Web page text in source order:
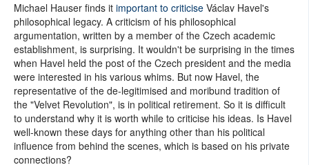
Michael Hauser finds it important to criticise Václav Havel's
philosophical legacy. A criticism of his philosophical
argumentation, written by a member of the Czech academic
establishment, is surprising. It wouldn't be surprising in the times
when Havel held the post of the Czech president and the media
were interested in his various whims. But now Havel, the
representative of the de-legitimised and moribund tradition of
the "Velvet Revolution", is in political retirement. So it is difficult
to understand why it is worth while to criticise his ideas. Is Havel
well-known these days for anything other than his political
influence from behind the scenes, which is based on his private
connections?